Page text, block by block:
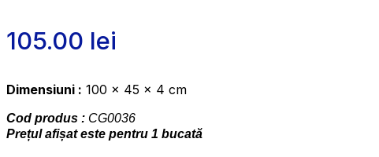
105.00 lei
Dimensiuni : 100 x 45 x 4 cm
Cod produs : CG0036
Prețul afișat este pentru 1 bucată